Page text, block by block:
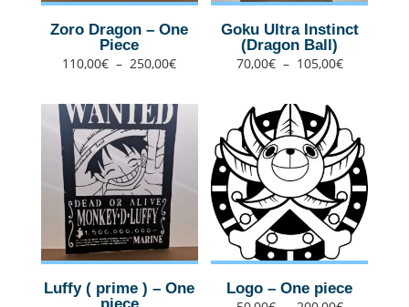
Zoro Dragon – One
Piece
110,00€ – 250,00€Plage
de
Goku Ultra Instinct
(Dragon Ball)
70,00€ – 105,00€Plage
de
Luffy ( prime ) – One
Logo – One piece